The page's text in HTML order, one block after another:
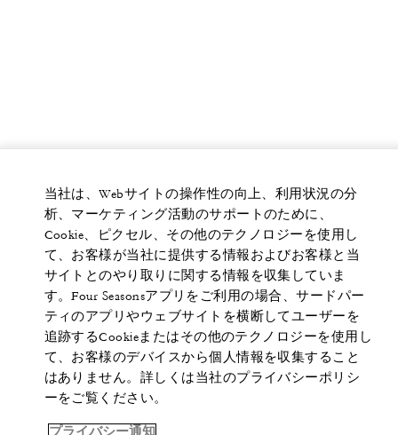
当社は、Webサイトの操作性の向上、利用状況の分
析、マーケティング活動のサポートのために、
Cookie、ピクセル、その他のテクノロジーを使用し
て、お客様が当社に提供する情報およびお客様と当
サイトとのやり取りに関する情報を収集していま
す。Four Seasonsアプリをご利用の場合、サードパー
ティのアプリやウェブサイトを横断してユーザーを
追跡するCookieまたはその他のテクノロジーを使用し
て、お客様のデバイスから個人情報を収集すること
はありません。詳しくは当社のプライバシーポリシ
ーをご覧ください。